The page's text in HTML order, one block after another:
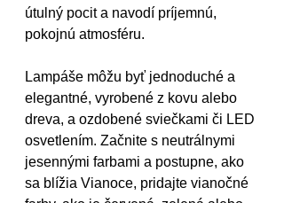
útulný pocit a navodí príjemnú,
pokojnú atmosféru.
Lampáše môžu byť jednoduché a
elegantné, vyrobené z kovu alebo
dreva, a ozdobené sviečkami či LED
osvetlením. Začnite s neutrálnymi
jesennými farbami a postupne, ako
sa blížia Vianoce, pridajte vianočné